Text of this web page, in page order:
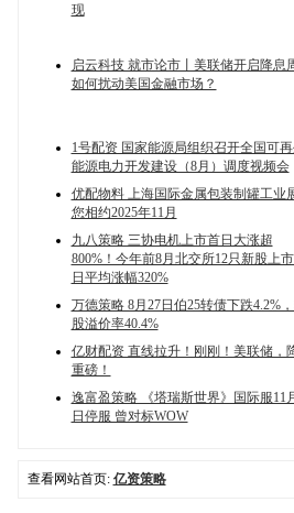
现
启云科技 就市论市丨美联储开启降息
如何扰动美国金融市场？
1号配资 国家能源局组织召开全国可
能源电力开发建设（8月）调度视频会
优配物料 上海国际金属包装制罐工业
您相约2025年11月
九八策略 三协电机上市首日大涨超
800%！今年前8月北交所12只新股上
日平均涨幅320%
万德策略 8月27日伯25转债下跌4.2%
股溢价率40.4%
亿财配资 直线拉升！刚刚！美联储，
重磅！
逸富盈策略 《塔瑞斯世界》国际服11
日停服 曾对标WOW
查看网站首页: 亿资策略